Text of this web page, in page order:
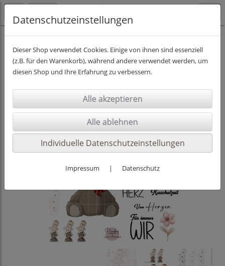
DIGISTAMPS INKL. PAPIER
Datenschutzeinstellungen
Dieser Shop verwendet Cookies. Einige von ihnen sind essenziell
(z.B. für den Warenkorb), während andere verwendet werden, um
diesen Shop und Ihre Erfahrung zu verbessern.
Individuelle Datenschutzeinstellungen
Impressum | Datenschutz